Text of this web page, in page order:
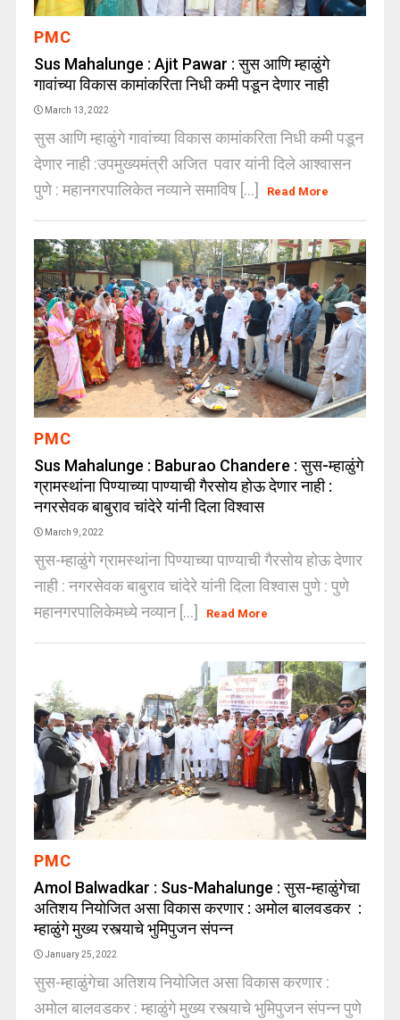
PMC
Sus Mahalunge : Ajit Pawar : सुस आणि म्हाळुंगे
गावांच्या विकास कामांकरिता निधी कमी पडून देणार नाही
March 13, 2022
सुस आणि म्हाळुंगे गावांच्या विकास कामांकरिता निधी कमी पडून
देणार नाही :उपमुख्यमंत्री अजित पवार यांनी दिले आश्वासन
पुणे : महानगरपालिकेत नव्याने समाविष [...]
Read More
PMC
Sus Mahalunge : Baburao Chandere : सुस-म्हाळुंगे
ग्रामस्थांना पिण्याच्या पाण्याची गैरसोय होऊ देणार नाही :
नगरसेवक बाबुराव चांदेरे यांनी दिला विश्वास
March 9, 2022
सुस-म्हाळुंगे ग्रामस्थांना पिण्याच्या पाण्याची गैरसोय होऊ देणार
नाही : नगरसेवक बाबुराव चांदेरे यांनी दिला विश्वास पुणे : पुणे
महानगरपालिकेमध्ये नव्यान [...]
Read More
PMC
Amol Balwadkar : Sus-Mahalunge : सुस-म्हाळुंगेचा
अतिशय नियोजित असा विकास करणार : अमोल बालवडकर :
म्हाळुंगे मुख्य रस्त्याचे भुमिपुजन संपन्न
January 25, 2022
सुस-म्हाळुंगेचा अतिशय नियोजित असा विकास करणार :
अमोल बालवडकर : म्हाळुंगे मुख्य रस्त्याचे भुमिपुजन संपन्न पुणे